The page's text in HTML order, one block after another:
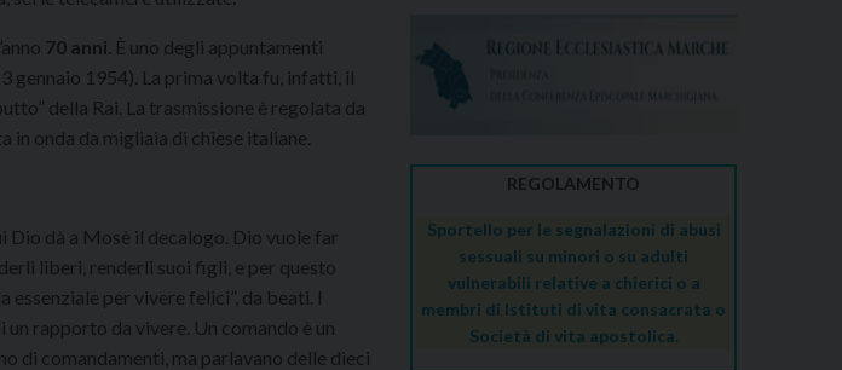
70 anni . È uno degli appuntamenti
gennaio 1954). La prima volta fu, infatti, il
della Rai. La trasmissione è regolata da
in onda da migliaia di chiese italiane.
Dio dà a Mosè il decalogo. Dio vuole far
liberi, renderli suoi figli, e per questo
essenziale per vivere felici”, da beati. I
rapporto da vivere. Un comando è un
di comandamenti, ma parlavano delle dieci
REGOLAMENTO
Sportello per le segnalazioni di abusi
sessuali su minori o su adulti
vulnerabili relative a chierici o a
membri di Istituti di vita consacrata o
Società di vita apostolica.